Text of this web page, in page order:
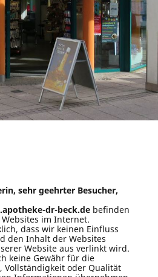
sehr geehrter Besucher,
dr-beck.de befinden
im Internet.
dass wir keinen Einfluss
den Inhalt der Websites
Website aus verlinkt wird.
keine Gewähr für die
Vollständigkeit oder Qualität